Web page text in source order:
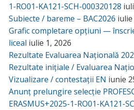
1-RO01-KA121-SCH-000320128
Subiecte / bareme – BAC2026 iulie
Grafic completare opțiuni —
liceal iulie 1, 2026
Rezultate Evaluarea Națională
Rezultate inițiale / Evaluarea
Vizualizare / contestații EN iunie
Anunț prelungire selecție
ERASMUS+2025-1-RO01-KA121-